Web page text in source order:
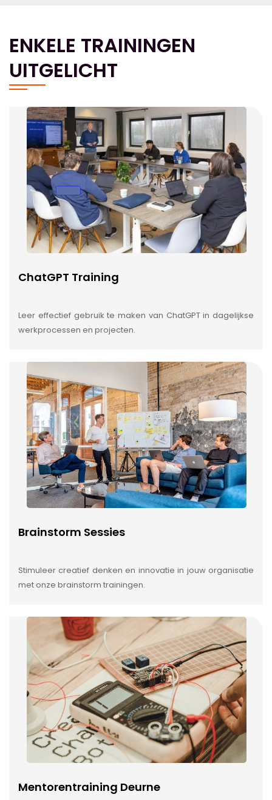
ENKELE TRAININGEN
UITGELICHT
ChatGPT Training
Leer effectief gebruik te maken van ChatGPT in dagelijkse
werkprocessen en projecten.
Brainstorm Sessies
Stimuleer creatief denken en innovatie in jouw organisatie
met onze brainstorm trainingen.
Mentorentraining Deurne